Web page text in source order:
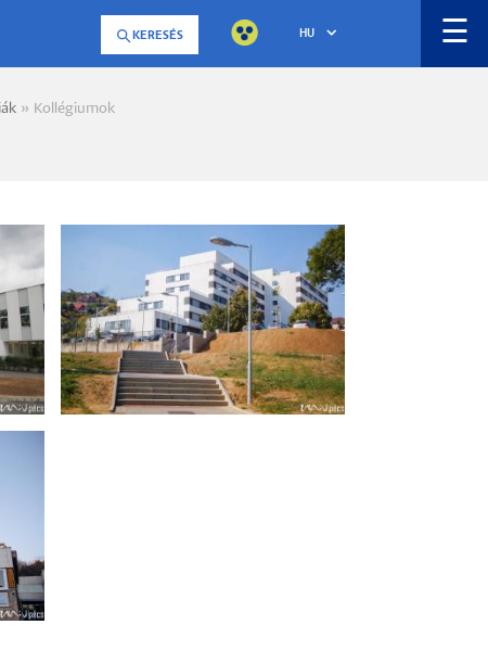
KERESÉS HU ☰
Kollégiumok